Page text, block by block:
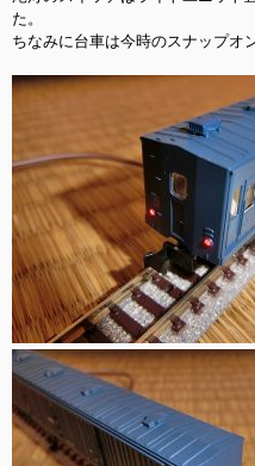
た。
ちなみに台車は今時のスナップオ